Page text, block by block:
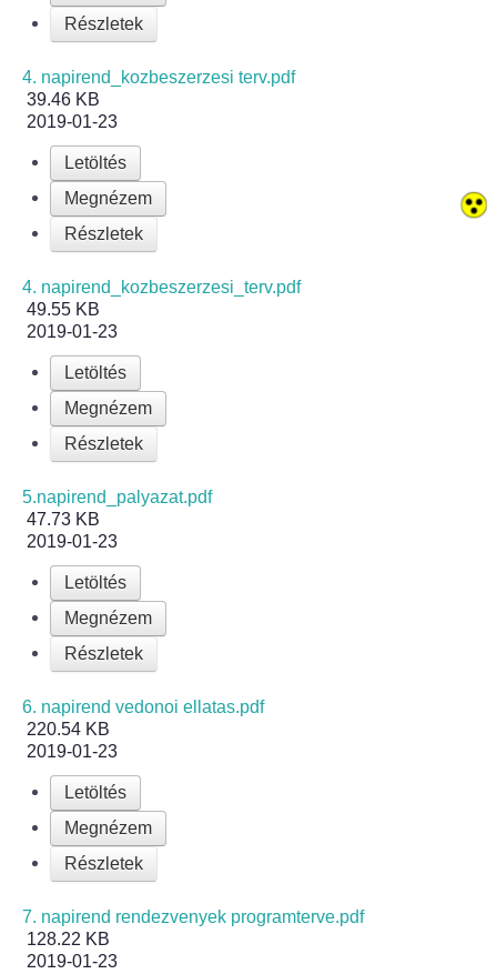
Bölcskei Borbarát Egyesültet Klub
Bölcskei Önkéntes Tűzoltó Egyesület
Bölcskei Néptánc Egyesület
Bölcskei Polgárőrség
HIVATAL
Szervezeti felépítés
Dokumentumok
Nyomtatványok
Szabályzatok
Elérhetőség
ÖNKORMÁNYZAT
Képviselő-testület
Képviselő-testületi ülések
Bizottságok
Bizottsági ülések
A helyi választási bizottság
Részletek
4. napirend_kozbeszerzesi terv.pdf
39.46 KB
2019-01-23
Letöltés
Megnézem
Részletek
4. napirend_kozbeszerzesi_terv.pdf
49.55 KB
2019-01-23
Letöltés
Megnézem
Részletek
5.napirend_palyazat.pdf
47.73 KB
2019-01-23
Letöltés
Megnézem
Részletek
6. napirend vedonoi ellatas.pdf
220.54 KB
2019-01-23
Letöltés
Megnézem
Részletek
7. napirend rendezvenyek programterve.pdf
128.22 KB
2019-01-23